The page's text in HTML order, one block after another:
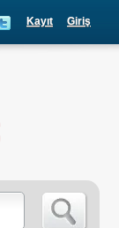
Kayıt Giriş